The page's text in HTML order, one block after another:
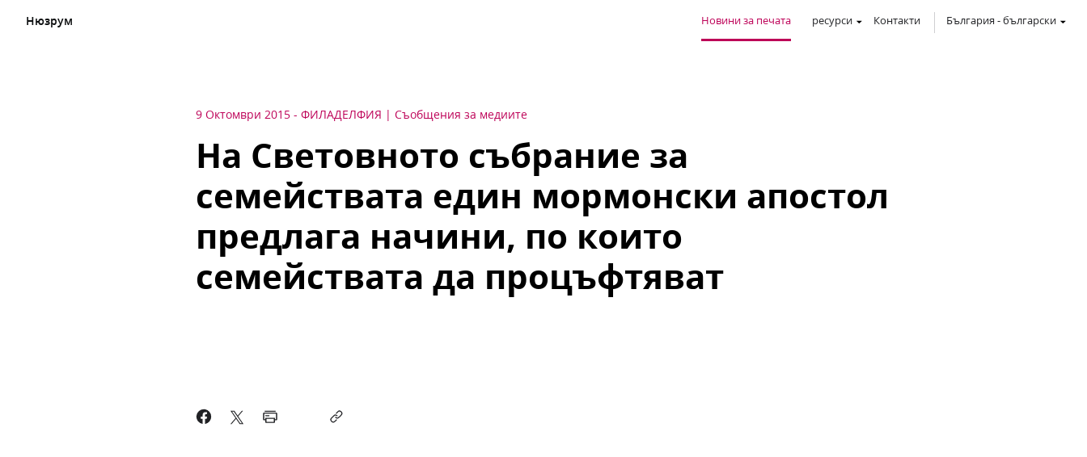
Нюзрум Новини за печата ресурси Контакти България -български
9 Октомври 2015 - ФИЛАДЕЛФИЯ Съобщения за медиите
На Световното събрание за
семействата един мормонски апостол
предлага начини, по които
семействата да процъфтяват